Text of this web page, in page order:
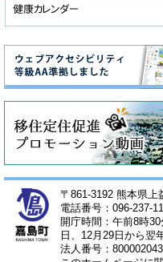
〒861-3192 熊本県上
電話番号：096-237-
開庁時間：午前8時
日、12月29日から翌
法人番号：